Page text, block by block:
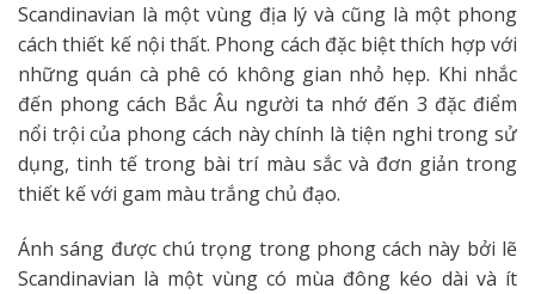
Scandinavian là một vùng địa lý và cũng là một phong
cách thiết kế nội thất. Phong cách đặc biệt thích hợp với
những quán cà phê có không gian nhỏ hẹp. Khi nhắc
đến phong cách Bắc Âu người ta nhớ đến 3 đặc điểm
nổi trội của phong cách này chính là tiện nghi trong sử
dụng, tinh tế trong bài trí màu sắc và đơn giản trong
thiết kế với gam màu trắng chủ đạo.
Ánh sáng được chú trọng trong phong cách này bởi lẽ
Scandinavian là một vùng có mùa đông kéo dài và ít